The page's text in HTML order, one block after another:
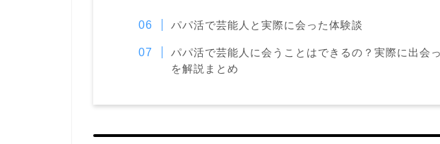
パパ活で芸能人と実際に会った体験談
パパ活で芸能人に会うことはできるの？実際に出会
を解説まとめ